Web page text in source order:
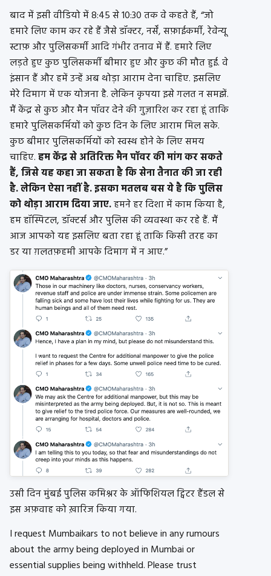
बाद में इसी वीडियो में 8:45 से 10:30 तक वे कहते हैं, “जो
हमारे लिए काम कर रहे हैं जैसे डॉक्टर, नर्सें, सफ़ाईकर्मी, रेवेन्यू
स्टाफ़ और पुलिसकर्मी आदि गंभीर तनाव में हैं. हमारे लिए
लड़ते हुए कुछ पुलिसकर्मी बीमार हुए और कुछ की मौत हुई. वे
इंसान हैं और हमें उन्हें अब थोड़ा आराम देना चाहिए. इसलिए
मेरे दिमाग में एक योजना है. लेकिन कृपया इसे गलत न समझें.
मैं केंद्र से कुछ और मैन पॉवर देने की गुज़ारिश कर रहा हूं ताकि
हमारे पुलिसकर्मियों को कुछ दिन के लिए आराम मिल सके.
कुछ बीमार पुलिसकर्मियों को स्वस्थ होने के लिए समय
चाहिए.हम केंद्र से अतिरिक्त मैन पॉवर की मांग कर सकते
हैं, जिसे यह कहा जा सकता है कि सेना तैनात की जा रही
है. लेकिन ऐसा नहीं है. इसका मतलब बस ये है कि पुलिस
को थोड़ा आराम दिया जाए.हमने हर दिशा में काम किया है,
हम हॉस्पिटल, डॉक्टर्स और पुलिस की व्यवस्था कर रहे हैं. मैं
आज आपको यह इसलिए बता रहा हूं ताकि किसी तरह का
डर या ग़लतफ़हमी आपके दिमाग में न आए.”
उसी दिन मुंबई पुलिस कमिश्नर के ऑफिशियल ट्विटर हैंडल से
इस अफ़वाह को ख़ारिज किया गया.
I request Mumbaikars to not believe in any rumours
about the army being deployed in Mumbai or
essential supplies being withheld. Please trust